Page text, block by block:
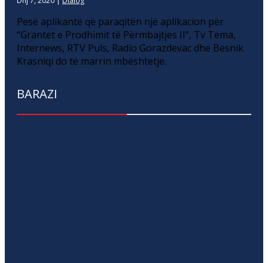
Pesë aplikantë që paraqitën një aplikacion për
“Grantet e Prodhimit të Përmbajtjes II”, Tv Tema,
Internews, RTV Puls, Radio Gorazdevac dhe Besnik
Krasniqi do të marrin mbështetje.
BARAZI